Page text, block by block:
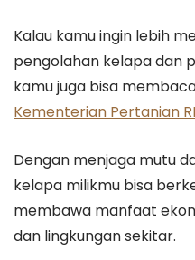
Kalau kamu ingin lebih
pengolahan kelapa dan
kamu juga bisa
Kementerian Pertanian RI
Dengan menjaga mutu
kelapa milikmu bisa
membawa manfaat
dan lingkungan sekitar.